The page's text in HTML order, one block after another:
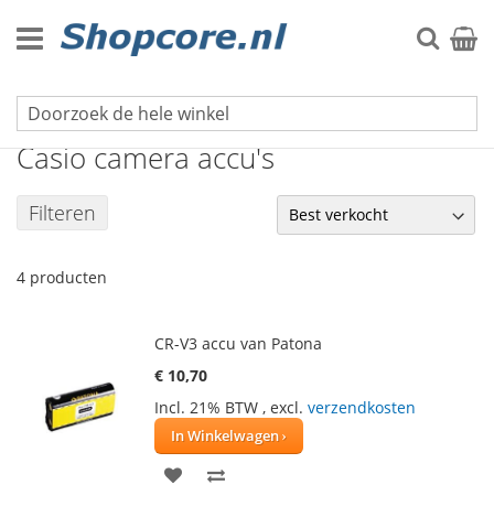
naar
de
Zoek
Foto- en videocamera accu's
Casio camera accu's
Filteren
4 producten
CR-V3 accu van Patona
€ 10,70
Incl. 21% BTW , excl. verzendkosten
In Winkelwagen
VOEG